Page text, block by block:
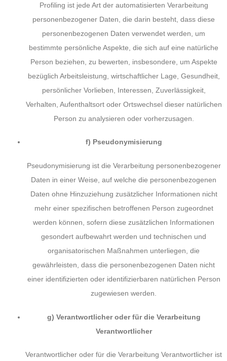
Profiling ist jede Art der automatisierten Verarbeitung
personenbezogener Daten, die darin besteht, dass diese
personenbezogenen Daten verwendet werden, um
bestimmte persönliche Aspekte, die sich auf eine natürliche
Person beziehen, zu bewerten, insbesondere, um Aspekte
bezüglich Arbeitsleistung, wirtschaftlicher Lage, Gesundheit,
persönlicher Vorlieben, Interessen, Zuverlässigkeit,
Verhalten, Aufenthaltsort oder Ortswechsel dieser natürlichen
Person zu analysieren oder vorherzusagen.
f) Pseudonymisierung
Pseudonymisierung ist die Verarbeitung personenbezogener
Daten in einer Weise, auf welche die personenbezogenen
Daten ohne Hinzuziehung zusätzlicher Informationen nicht
mehr einer spezifischen betroffenen Person zugeordnet
werden können, sofern diese zusätzlichen Informationen
gesondert aufbewahrt werden und technischen und
organisatorischen Maßnahmen unterliegen, die
gewährleisten, dass die personenbezogenen Daten nicht
einer identifizierten oder identifizierbaren natürlichen Person
zugewiesen werden.
g) Verantwortlicher oder für die Verarbeitung
Verantwortlicher
Verantwortlicher oder für die Verarbeitung Verantwortlicher ist